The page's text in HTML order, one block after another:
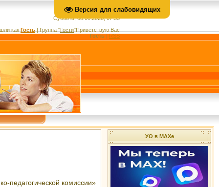
Версия для слабовидящих
Суббота, 08.08.2026, 07:35
как Гость | Группа "Гости"Приветствую Вас
Гость|RSS
педагогической комиссии»
УО в МАХе